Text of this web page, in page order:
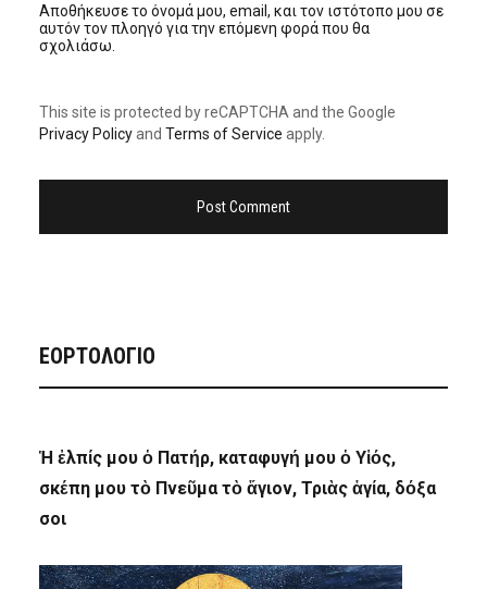
Αποθήκευσε το όνομά μου, email, και τον ιστότοπο μου σε
αυτόν τον πλοηγό για την επόμενη φορά που θα
σχολιάσω.
This site is protected by reCAPTCHA and the Google
Privacy Policyand Terms of Service apply.
ΕΟΡΤΟΛΟΓΙΟ
Ἡ ἐλπίς μου ὁ Πατήρ, καταφυγή μου ὁ Υἱός,
σκέπη μου τὸ Πνεῦμα τὸ ἅγιον, Τριὰς ἁγία, δόξα
σοι